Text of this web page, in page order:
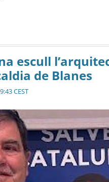
escull
de Blanes
CEST